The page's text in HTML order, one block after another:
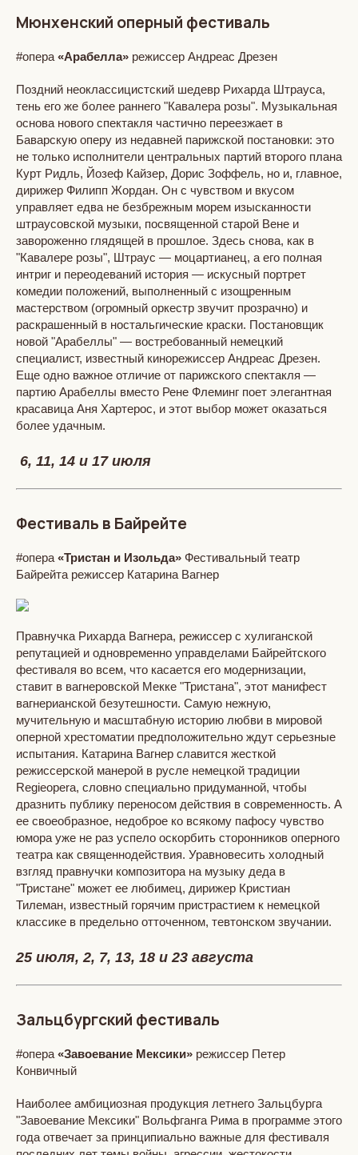
Мюнхенский оперный фестиваль
#опера «Арабелла» режиссер Андреас Дрезен
Поздний неоклассицистский шедевр Рихарда Штрауса,
тень его же более раннего "Кавалера розы". Музыкальная
основа нового спектакля частично переезжает в
Баварскую оперу из недавней парижской постановки: это
не только исполнители центральных партий второго плана
Курт Ридль, Йозеф Кайзер, Дорис Зоффель, но и, главное,
дирижер Филипп Жордан. Он с чувством и вкусом
управляет едва не безбрежным морем изысканности
штраусовской музыки, посвященной старой Вене и
завороженно глядящей в прошлое. Здесь снова, как в
"Кавалере розы", Штраус — моцартианец, а его полная
интриг и переодеваний история — искусный портрет
комедии положений, выполненный с изощренным
мастерством (огромный оркестр звучит прозрачно) и
раскрашенный в ностальгические краски. Постановщик
новой "Арабеллы" — востребованный немецкий
специалист, известный кинорежиссер Андреас Дрезен.
Еще одно важное отличие от парижского спектакля —
партию Арабеллы вместо Рене Флеминг поет элегантная
красавица Аня Хартерос, и этот выбор может оказаться
более удачным.
6, 11, 14 и 17 июля
Фестиваль в Байрейте
#опера «Тристан и Изольда» Фестивальный театр
Байрейта режиссер Катарина Вагнер
Правнучка Рихарда Вагнера, режиссер с хулиганской
репутацией и одновременно управделами Байрейтского
фестиваля во всем, что касается его модернизации,
ставит в вагнеровской Мекке "Тристана", этот манифест
вагнерианской безутешности. Самую нежную,
мучительную и масштабную историю любви в мировой
оперной хрестоматии предположительно ждут серьезные
испытания. Катарина Вагнер славится жесткой
режиссерской манерой в русле немецкой традиции
Regieopera, словно специально придуманной, чтобы
дразнить публику переносом действия в современность. А
ее своеобразное, недоброе ко всякому пафосу чувство
юмора уже не раз успело оскорбить сторонников оперного
театра как священнодействия. Уравновесить холодный
взгляд правнучки композитора на музыку деда в
"Тристане" может ее любимец, дирижер Кристиан
Тилеман, известный горячим пристрастием к немецкой
классике в предельно отточенном, тевтонском звучании.
25 июля, 2, 7, 13, 18 и 23 августа
Зальцбургский фестиваль
#опера «Завоевание Мексики» режиссер Петер
Конвичный
Наиболее амбициозная продукция летнего Зальцбурга
"Завоевание Мексики" Вольфганга Рима в программе этого
года отвечает за принципиально важные для фестиваля